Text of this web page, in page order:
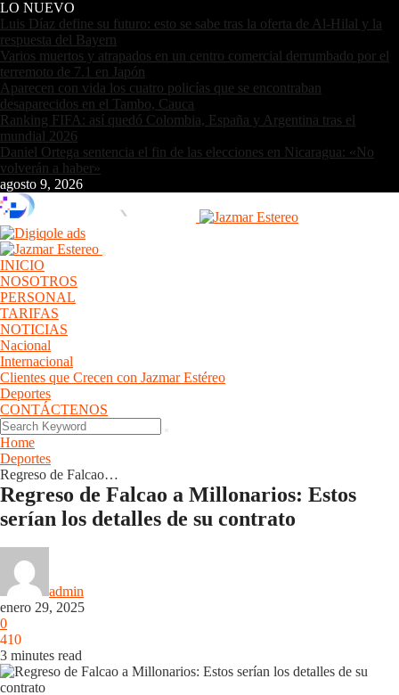
LO NUEVO
Luis Díaz define su futuro: esto se sabe tras la oferta de Al-Hilal y la
respuesta del Bayern
Varios muertos y atrapados en un centro comercial derrumbado por el
terremoto de 7.1 en Japón
Aparecen con vida los cuatro policías que se encontraban
desaparecidos en el Tambo, Cauca
Ranking FIFA: así quedó Colombia, España y Argentina tras el
mundial 2026
Daniel Ortega sentencia el fin de las elecciones en Nicaragua: «No
volverán a haber»
agosto 9, 2026
INICIO
NOSOTROS
PERSONAL
TARIFAS
NOTICIAS
Nacional
Internacional
Clientes que Crecen con Jazmar Estéreo
Deportes
CONTÁCTENOS
Home
Deportes
Regreso de Falcao…
Regreso de Falcao a Millonarios: Estos
serían los detalles de su contrato
admin
enero 29, 2025
0
410
3 minutes read